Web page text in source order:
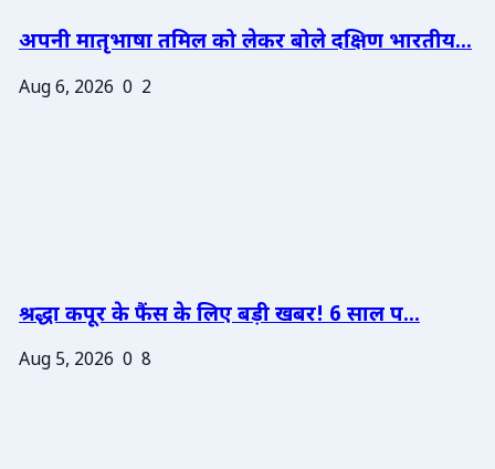
अपनी मातृभाषा तमिल को लेकर बोले दक्षिण भारतीय...
Aug 6, 2026 0 2
श्रद्धा कपूर के फैंस के लिए बड़ी खबर! 6 साल प...
Aug 5, 2026 0 8